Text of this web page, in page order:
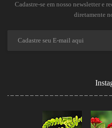
Cadastre-se em nosso newsletter e
diretamente